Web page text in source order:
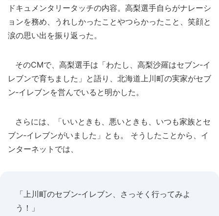
ドキュメンタリータッチの内容。高梨選手自らがナレーシ
ョンを務め、うれしかったことやつらかったこと、笑顔と
涙の思い出を振り返った。
そのCMで、高梨選手は「わたし、高梨沙羅はセブン‐イ
レブンで育ちました」と語り、北海道上川町の実家がセブ
ン‐イレブンを営んでいると明かした。
さらには、「いいときも、悪いときも、いつも家族とセ
ブン‐イレブンがいました」とも。 そうしたことから、イ
ンターネットでは、
「上川町のセブン‐イレブン、さっそく行ってみよ
う！」